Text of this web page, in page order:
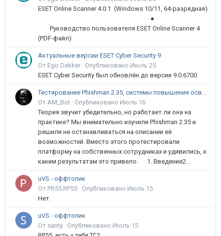
ESET Online Scanner 4.0.1 (Windows 10/11, 64-разрядная)
●
Руководство пользователя ESET Online Scanner 4
(PDF-файл)
Актуальные версии ESET Cyber Security 9
От Ego Dekker · Опубликовано Июль 25
ESET Cyber Security был обновлён до версии 9.0.6700.
Тестирование Phishman 2.35, системы повышения осведомлённости пользователей в сфере ИБ
От AM_Bot · Опубликовано Июль 16
Теория звучит убедительно, но работает ли она на
практике? Мы внимательно изучили Phishman 2.35 и
решили не останавливаться на описании её
возможностей. Вместо этого протестировали
платформу на собственных сотрудниках и удивились, к
каким результатам это привело. 1. Введение2...
uVS - оффтопик
От PR55.RP55 · Опубликовано Июль 15
Нет.
uVS - оффтопик
От santy · Опубликовано Июль 15